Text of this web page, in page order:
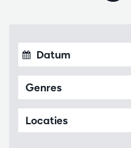
Genres
Locaties